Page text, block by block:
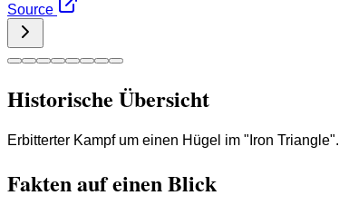
Source
Historische Übersicht
Erbitterter Kampf um einen Hügel im "Iron Triangle".
Fakten auf einen Blick